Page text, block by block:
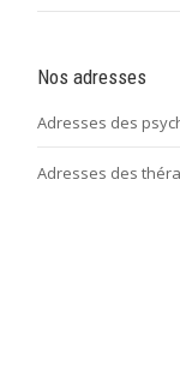
Nos adresses
Adresses des
Adresses des